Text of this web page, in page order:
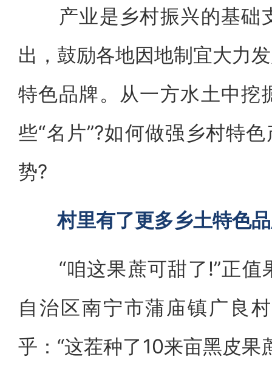
产业是乡村振兴的基础
出，鼓励各地因地制宜大力
特色品牌。从一方水土中挖
些“名片”?如何做强乡村特
势?
村里有了更多乡土特色
“咱这果蔗可甜了!”正值
自治区南宁市蒲庙镇广良
乎：“这茬种了10来亩黑皮